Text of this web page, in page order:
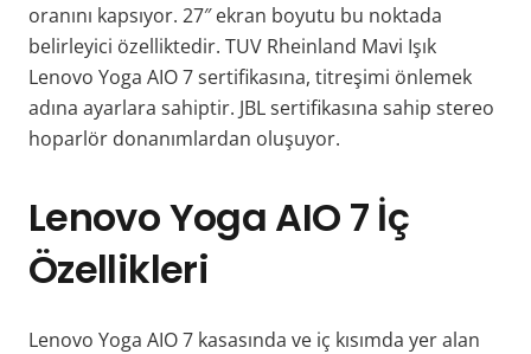
oranını kapsıyor. 27″ ekran boyutu bu noktada
belirleyici özelliktedir. TUV Rheinland Mavi Işık
Lenovo Yoga AIO 7 sertifikasına, titreşimi önlemek
adına ayarlara sahiptir. JBL sertifikasına sahip stereo
hoparlör donanımlardan oluşuyor.
Lenovo Yoga AIO 7 İç
Özellikleri
Lenovo Yoga AIO 7 kasasında ve iç kısımda yer alan